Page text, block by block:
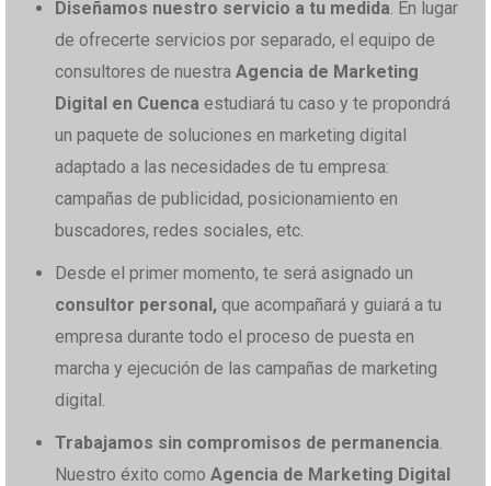
Diseñamos nuestro servicio a tu medida. En lugar
de ofrecerte servicios por separado, el equipo de
consultores de nuestra Agencia de Marketing
Digital en Cuenca estudiará tu caso y te propondrá
un paquete de soluciones en marketing digital
adaptado a las necesidades de tu empresa:
campañas de publicidad, posicionamiento en
buscadores, redes sociales, etc.
Desde el primer momento, te será asignado un
consultor personal, que acompañará y guiará a tu
empresa durante todo el proceso de puesta en
marcha y ejecución de las campañas de marketing
digital.
Trabajamos sin compromisos de permanencia.
Nuestro éxito como Agencia de Marketing Digital